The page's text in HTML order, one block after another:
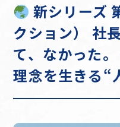
新シリーズ
クション） 社
て、なかった
理念を生きる